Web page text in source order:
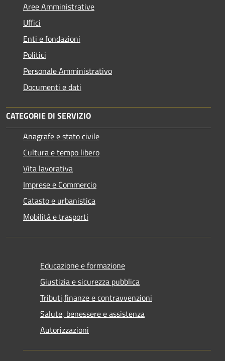
Aree Amministrative
Uffici
Enti e fondazioni
Politici
Personale Amministrativo
Documenti e dati
CATEGORIE DI SERVIZIO
Anagrafe e stato civile
Cultura e tempo libero
Vita lavorativa
Imprese e Commercio
Catasto e urbanistica
Mobilità e trasporti
Educazione e formazione
Giustizia e sicurezza pubblica
Tributi,finanze e contravvenzioni
Salute, benessere e assistenza
Autorizzazioni